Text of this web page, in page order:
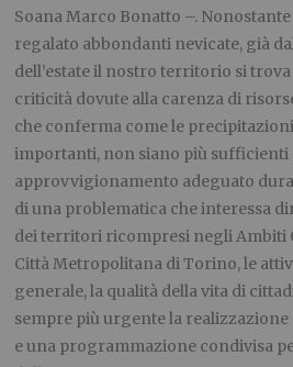
Soana Marco Bonatto –.
regalato abbondanti nevicate, già
dell’estate il nostro territorio si
criticità dovute alla carenza di
che conferma come le
importanti, non siano più sufficienti
approvvigionamento adeguato
di una problematica che interessa
dei territori ricompresi negli Ambiti
Città Metropolitana di Torino, le
generale, la qualità della vita di
sempre più urgente la
e una programmazione condivisa